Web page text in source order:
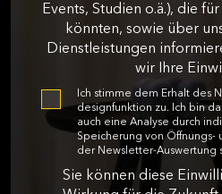
Events, Studien o.ä.), die
könnten, sowie über
Dienstleistungen
wir Ihre
Ich stimme dem Erhalt des
designfunktion zu. Ich bin
auch eine Analyse durch
Speicherung von Öffnungs-
der Newsletter-Auswertung
Sie können diese